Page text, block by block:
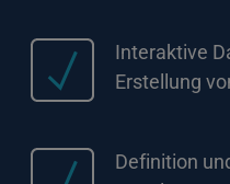
Interaktive
Erstellung
Definition